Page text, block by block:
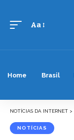
Font
Aa
Home Brasil
NOTÍCIAS DA INTERNET >
NOTÍCIAS